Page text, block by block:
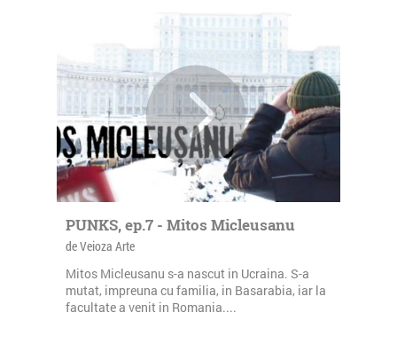
PUNKS, ep.7 - Mitos Micleusanu
de Veioza Arte
Mitos Micleusanu s-a nascut in Ucraina. S-a
mutat, impreuna cu familia, in Basarabia, iar la
facultate a venit in Romania....